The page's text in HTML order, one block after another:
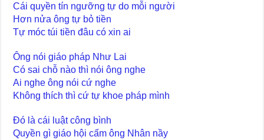
Cái quyền tín ngưỡng tự do mỗi người
Hơn nửa ông tự bỏ tiền
Tự móc túi tiền đâu có xin ai
Ông nói giáo pháp Như Lai
Có sai chỗ nào thì nói ông nghe
Ai nghe ông nói cứ nghe
Không thích thì cứ tự khoe pháp mình
Đó là cái luật công bình
Quyền gì giáo hội cấm ông Nhân nầy